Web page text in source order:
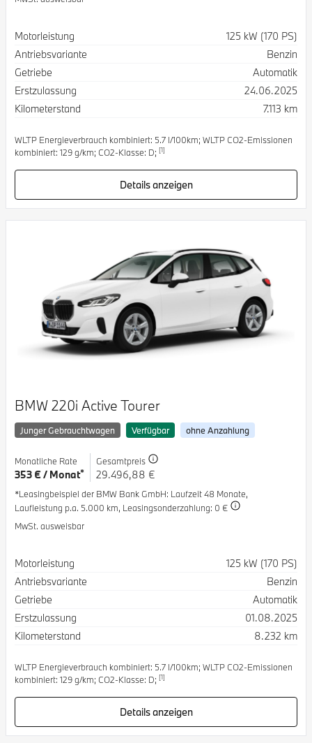
Spezifikation
Motorleistung
125 kW (170 PS)
Antriebsvariante
Benzin
Getriebe
Automatik
Erstzulassung
24.06.2025
Kilometerstand
7.113 km
WLTP Energieverbrauch kombiniert: 5.7 l/100km; WLTP CO2-Emissionen
kombiniert: 129 g/km; CO2-Klasse: D; [1]
Details anzeigen
BMW 220i Active Tourer
Junger Gebrauchtwagen Verfügbar ohne Anzahlung
Monatliche Rate
353 € / Monat*
Gesamtpreis
29.496,88 €
*Leasingbeispiel der BMW Bank GmbH: Laufzeit 48 Monate,
Laufleistung p.a. 5.000 km, Leasingsonderzahlung: 0 €
MwSt. ausweisbar
Spezifikation
Motorleistung
125 kW (170 PS)
Antriebsvariante
Benzin
Getriebe
Automatik
Erstzulassung
01.08.2025
Kilometerstand
8.232 km
WLTP Energieverbrauch kombiniert: 5.7 l/100km; WLTP CO2-Emissionen
kombiniert: 129 g/km; CO2-Klasse: D; [1]
Details anzeigen